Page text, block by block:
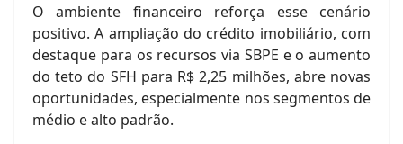
O ambiente financeiro reforça esse cenário
positivo. A ampliação do crédito imobiliário, com
destaque para os recursos via SBPE e o aumento
do teto do SFH para R$ 2,25 milhões, abre novas
oportunidades, especialmente nos segmentos de
médio e alto padrão.